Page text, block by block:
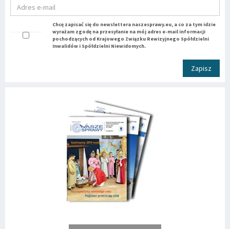
Chcę zapisać się do newslettera naszesprawy.eu, a co za tym idzie
wyrażam zgodę na przesyłanie na mój adres e-mail informacji
pochodzących od Krajowego Związku Rewizyjnego Spółdzielni
Inwalidów i Spółdzielni Niewidomych.
Zapisz